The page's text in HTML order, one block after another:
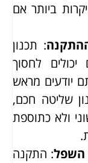
ביותר אם
: תכנון
לחסוך
יודעים מראש
שליטה חכם,
ולא כתוספת
השפל: התקנה